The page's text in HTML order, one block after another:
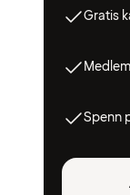
Gratis
Spenn